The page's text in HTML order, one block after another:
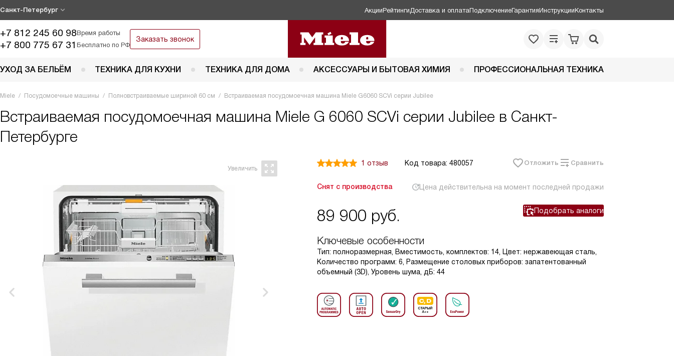
Санкт-Петербург АкцииРейтинги Доставка и оплатаПодключениеГарантияИнструкцииКонтакты
+7 812 245 60 98Время работы
+7 800 775 67 31 Бесплатно по РФ
Заказать звонок
УХОД ЗА БЕЛЬЁМ ТЕХНИКА ДЛЯ КУХНИ ТЕХНИКА ДЛЯ ДОМА АКСЕССУАРЫ И БЫТОВАЯ ХИМИЯ ПРОФЕССИОНАЛЬНАЯ ТЕХНИКА
Miele Посудомоечные машины Полновстраиваемые шириной 60 см Встраиваемая посудомоечная машина Miele G6060 SCVi серии Jubilee
Встраиваемая посудомоечная машина Miele G 6060 SCVi серии Jubilee в Санкт-
Петербурге
1 отзыв Код товара: 480057 Отложить Сравнить
Снят с производства Цена действительна на момент последней продажи
89 900 руб. Подобрать аналоги
Ключевые особенности
Тип: полноразмерная, Вместимость, комплектов: 14, Цвет: нержавеющая сталь,
Количество программ: 6, Размещение столовых приборов: запатентованный
объемный (3D), Уровень шума, дБ: 44